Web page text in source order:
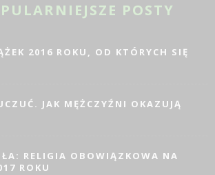
POSTY
2016 ROKU, OD KTÓRYCH SIĘ
JAK MĘŻCZYŹNI OKAZUJĄ
RELIGIA OBOWIĄZKOWA NA
ROKU